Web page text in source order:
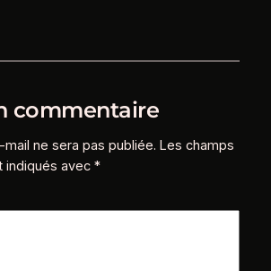
commentaire
ne sera pas publiée. Les champs
indiqués avec *